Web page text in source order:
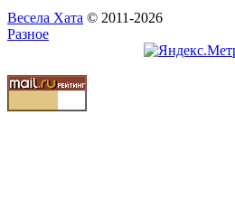
Весела Хата © 2011-2026
Разное